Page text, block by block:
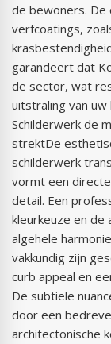
de bewoners. De
verfcoatings,
garandeert dat
de sector, wat
uitstraling van uw
Schilderwerk de
strektDe
schilderwerk
vormt een
detail. Een
kleurkeuze en de
algehele
vakkundig zijn
curb appeal en
De subtiele
door een
architectonische